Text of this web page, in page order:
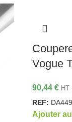
Vogue
90,44 € HT
REF: DA449
Ajouter